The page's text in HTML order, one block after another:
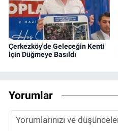
Çerkezköy'de Geleceğin Kenti
İçin Düğmeye Basıldı
Yorumlar